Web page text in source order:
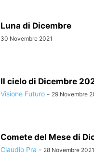
Luna di Dicembre
30 Novembre 2021
Il cielo di Dicembre
Visione Futuro - 29 Novembre
Comete del Mese di
Claudio Pra - 28 Novembre 2021